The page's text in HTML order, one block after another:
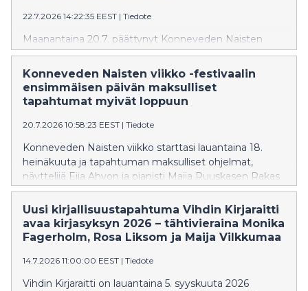
22.7.2026 14:22:35 EEST | Tiedote
Maanantaina 20.7. päättynyt Konneveden Naisten
viikko 2026 oli taiteellinen ja myös taloudellinen
menestys. Festivaalin tapahtumia, esityksiä ja
taidenäyttelyitä saapui katsomaan ennätysyleisö ja
lippuja myytiin ennakosta ja ovilta yli odotusten,
esimerkiksi avajaispäivän lauantain kaikki maksulliset
tapahtumat myivät loppuun.
Konneveden Naisten viikko -festivaalin
ensimmäisen päivän maksulliset
tapahtumat myivät loppuun
20.7.2026 10:58:23 EEST | Tiedote
Konneveden Naisten viikko starttasi lauantaina 18.
heinäkuuta ja tapahtuman maksulliset ohjelmat,
näyttelijä Eija Ahvon ja pianisti Maija Ruuskasen Rakas
Eeva Kilpi -esitys Konneveden kirkossa ja Michelin-
kokki Kim Mikkolan loihtimat Myrsky lautasella
Shakespearen tapaan -kattaukset Väentalolla myivät
ääriään myöten täyteen. Festivaali jatkuu tänään
lyömäsoitintaiteilija Mika Kallion klo 18.00 alkavaan
Fallen Trees -konserttiin Konnevesisalissa.
Uusi kirjallisuustapahtuma Vihdin Kirjaraitti
avaa kirjasyksyn 2026 – tähtivieraina Monika
Fagerholm, Rosa Liksom ja Maija Vilkkumaa
14.7.2026 11:00:00 EEST | Tiedote
Vihdin Kirjaraitti on lauantaina 5. syyskuuta 2026